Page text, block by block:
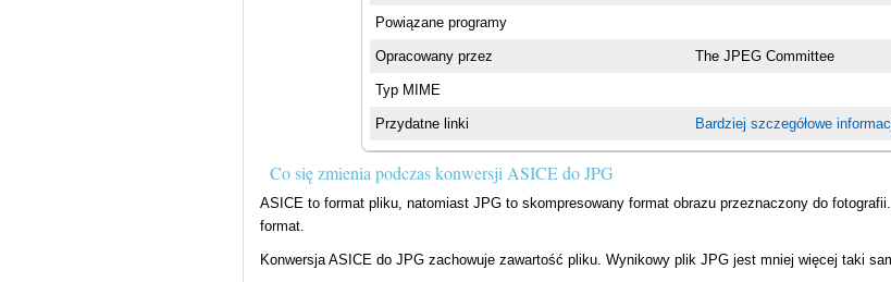
Powiązane programy
Opracowany przez The JPEG Committee
Typ MIME
Przydatne linki Bardziej szczegółowe
Co się zmienia podczas konwersji ASICE do JPG
ASICE to format pliku, natomiast JPG to skompresowany format obrazu przeznaczony do
format.
Konwersja ASICE do JPG zachowuje zawartość pliku. Wynikowy plik JPG jest mniej więcej taki